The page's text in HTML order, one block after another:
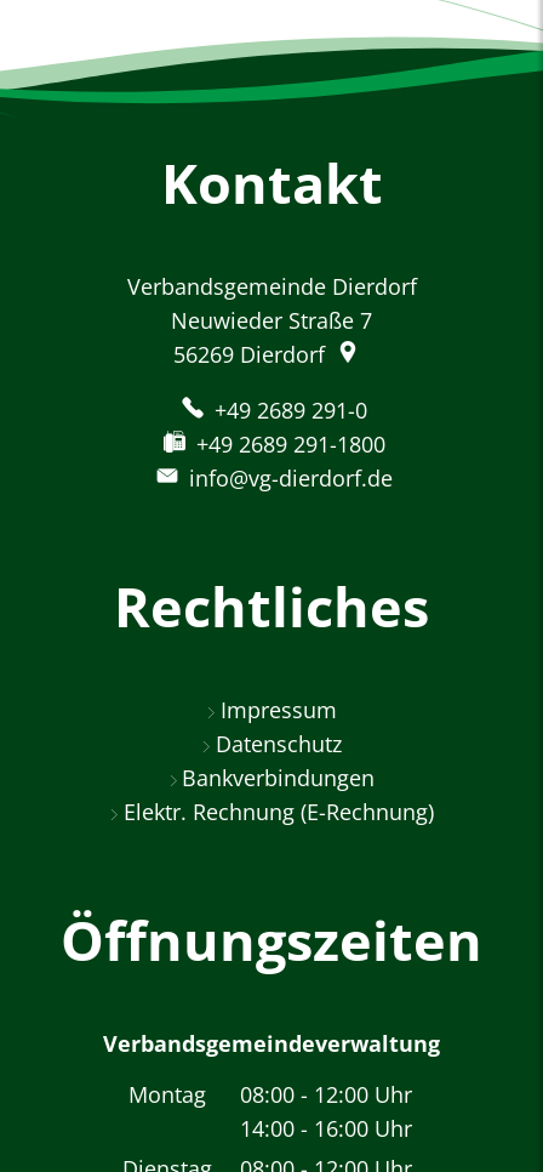
Kontakt
Verbandsgemeinde Dierdorf
Neuwieder Straße 7
56269 Dierdorf
+49 2689 291-0
+49 2689 291-1800
info@vg-dierdorf.de
Rechtliches
Impressum
Datenschutz
Bankverbindungen
Elektr. Rechnung (E-Rechnung)
Öffnungszeiten
Verbandsgemeindeverwaltung
Montag
08:00 - 12:00 Uhr
Von 08:00 bis 12:00
14:00 - 16:00 Uhr
Von 14:00 bis 16:00